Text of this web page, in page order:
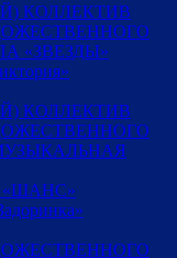
КОЛЛЕКТИВ
«ЗВЕЗДЫ»
КОЛЛЕКТИВ